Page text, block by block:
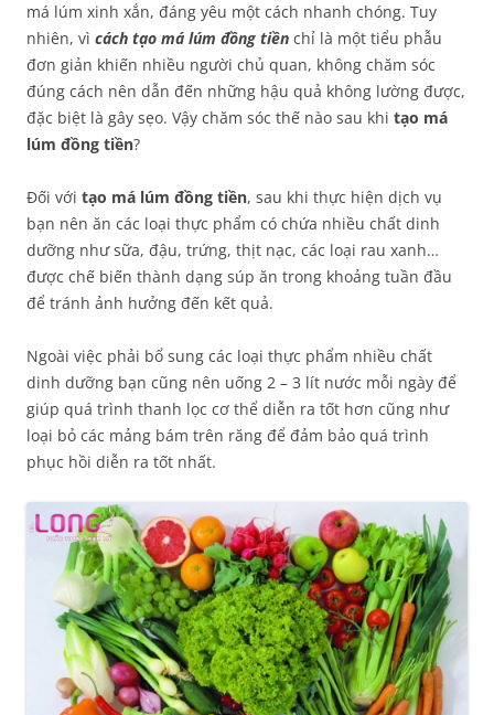
má lúm xinh xắn, đáng yêu một cách nhanh chóng. Tuy
nhiên, vì cách tạo má lúm đồng tiền chỉ là một tiểu phẫu
đơn giản khiến nhiều người chủ quan, không chăm sóc
đúng cách nên dẫn đến những hậu quả không lường được,
đặc biệt là gây sẹo. Vậy chăm sóc thế nào sau khi tạo má
lúm đồng tiền?
Đối với tạo má lúm đồng tiền, sau khi thực hiện dịch vụ
bạn nên ăn các loại thực phẩm có chứa nhiều chất dinh
dưỡng như sữa, đậu, trứng, thịt nạc, các loại rau xanh…
được chế biến thành dạng súp ăn trong khoảng tuần đầu
để tránh ảnh hưởng đến kết quả.
Ngoài việc phải bổ sung các loại thực phẩm nhiều chất
dinh dưỡng bạn cũng nên uống 2 – 3 lít nước mỗi ngày để
giúp quá trình thanh lọc cơ thể diễn ra tốt hơn cũng như
loại bỏ các mảng bám trên răng để đảm bảo quá trình
phục hồi diễn ra tốt nhất.